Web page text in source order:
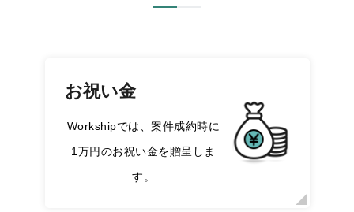
お祝い金
Workshipでは、案件成約時に
1万円のお祝い金を贈呈しま
す。